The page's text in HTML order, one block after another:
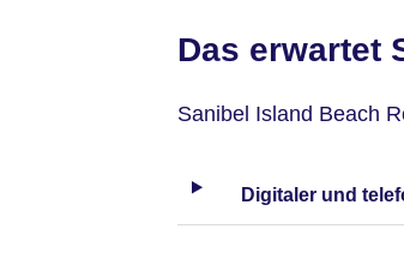
Das erwartet
Sanibel Island Beach
Digitaler und